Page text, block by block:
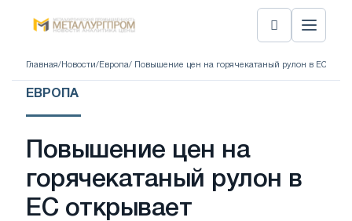
Главная/ Новости/ Европа/ Повышение цен на горячекатаный рулон в ЕС
ЕВРОПА
Повышение цен на
горячекатаный рулон в
ЕС открывает